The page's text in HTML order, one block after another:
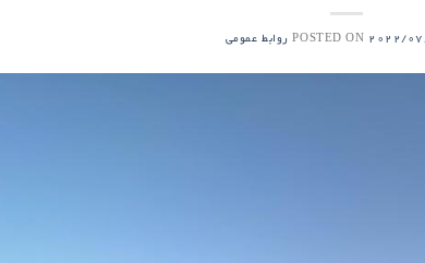
POSTED ON 2022/ روابط عمومی